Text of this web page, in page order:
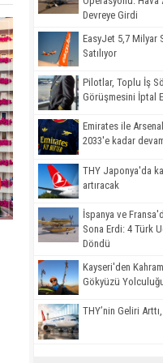
Devreye Girdi
EasyJet 5,7 Milyar
Satılıyor
Pilotlar, Toplu İş
Görüşmesini İptal
Emirates ile
2033'e kadar
THY Japonya'da
artıracak
İspanya ve
Sona Erdi: 4 Türk
Döndü
Kayseri'den
Gökyüzü
THY’nin Geliri